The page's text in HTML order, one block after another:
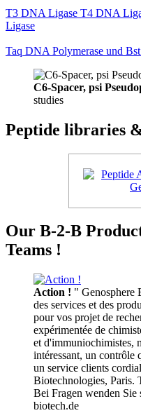
T3 DNA Ligase T4 DNA
Ligase
Taq DNA Polymerase und
C6-Spacer, psi
studies
Peptide libraries
Our B-2-B
Teams !
Action ! " Genosphere
des services et des
pour vos projet de
expérimentée de
et d'immuniochimistes,
intéressant, un contrôle
un service clients
Biotechnologies, Paris.
Bei Fragen wenden Sie
biotech.de